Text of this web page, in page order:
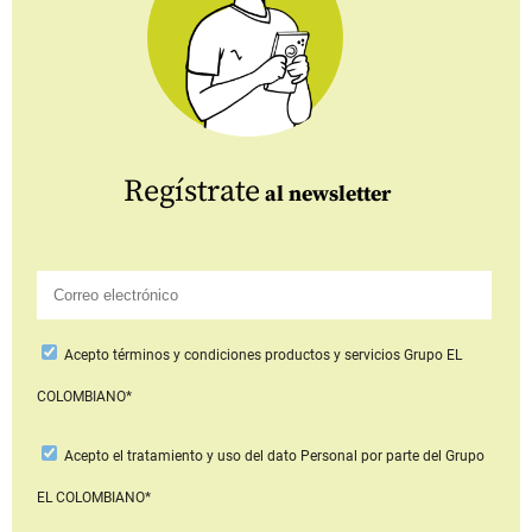
Regístrate al newsletter
Aceptotérminos y condiciones productos y serviciosGrupo EL
COLOMBIANO*
Acepto el tratamiento y uso del dato Personal por parte del Grupo
EL COLOMBIANO*